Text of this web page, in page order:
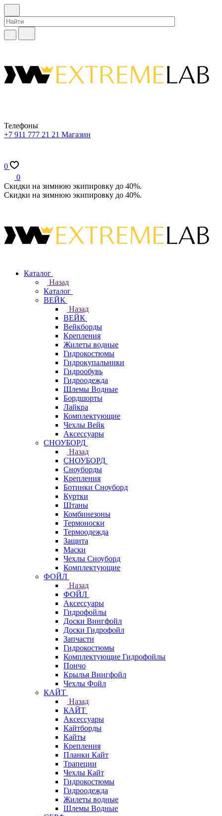
Телефоны
+7 911 777 21 21 Магазин
0
0
Скидки на зимнюю экипировку до 40%.
Скидки на зимнюю экипировку до 40%.
Каталог
Назад
Каталог
ВЕЙК
Назад
ВЕЙК
Вейкборды
Крепления
Жилеты водные
Гидрокостюмы
Гидрокупальники
Гидрообувь
Гидроодежда
Шлемы Водные
Бордшорты
Лайкра
Комплектующие
Чехлы Вейк
Аксессуары
СНОУБОРД
Назад
СНОУБОРД
Сноуборды
Крепления
Ботинки Сноуборд
Куртки
Штаны
Комбинезоны
Термоноски
Термоодежда
Защита
Маски
Чехлы Сноуборд
Комплектующие
ФОЙЛ
Назад
ФОЙЛ
Аксессуары
Гидрофойлы
Доски Вингфойл
Доски Гидрофойл
Запчасти
Гидрокостюмы
Комплектующие Гидрофойлы
Пончо
Крылья Вингфойл
Чехлы Фойл
КАЙТ
Назад
КАЙТ
Аксессуары
Кайтборды
Кайты
Крепления
Планки Кайт
Трапеции
Чехлы Кайт
Гидрокостюмы
Гидроодежда
Жилеты водные
Шлемы Водные